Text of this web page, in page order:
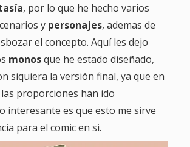
, por lo que he hecho varios
y personajes, ademas de
el concepto. Aquí les dejo
monosque he estado diseñado,
siquiera la versión final, ya que en
proporciones han ido
interesante es que esto me sirve
para el comic en si.